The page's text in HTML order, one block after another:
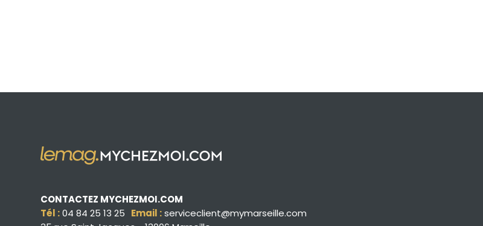
CONTACTEZ MYCHEZMOI.COM
Tél :04 84 25 13 25 Email :serviceclient@mymarseille.com